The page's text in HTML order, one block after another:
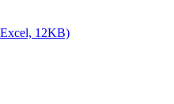
Excel, 12KB)